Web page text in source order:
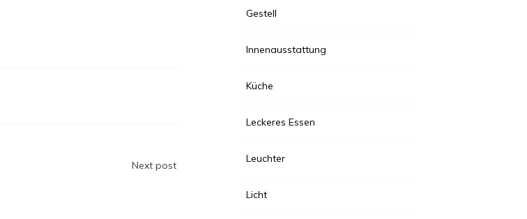
Next post
Gestell
Innenausstattung
Küche
Leckeres Essen
Leuchter
Licht